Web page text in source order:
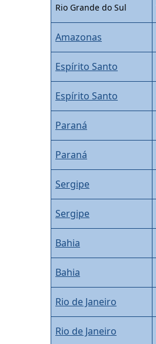
Rio Grande do Sul
Amazonas
Espírito Santo
Espírito Santo
Paraná
Paraná
Sergipe
Sergipe
Bahia
Bahia
Rio de Janeiro
Rio de Janeiro